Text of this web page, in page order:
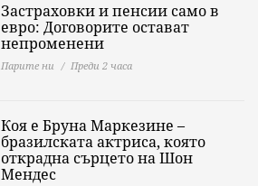
Застраховки и пенсии само в
евро: Договорите остават
непроменени
Парите ни Преди 2 часа
Коя е Бруна Маркезине –
бразилската актриса, която
открадна сърцето на Шон
Мендес